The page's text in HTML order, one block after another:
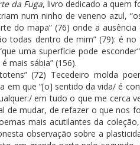
da Fuga, livro dedicado a quem
num ninho de veneno azul,
do mapa” (76) onde a
todas dentro de mim” (79): é
uma superfície pode
mais sábia” (156).
(72) Tecedeiro molda
em que “[o] sentido da vida/ é
em tudo o que me cerca
de mudar, de refazer o que nos
mais acutilantes da
observação sobre a